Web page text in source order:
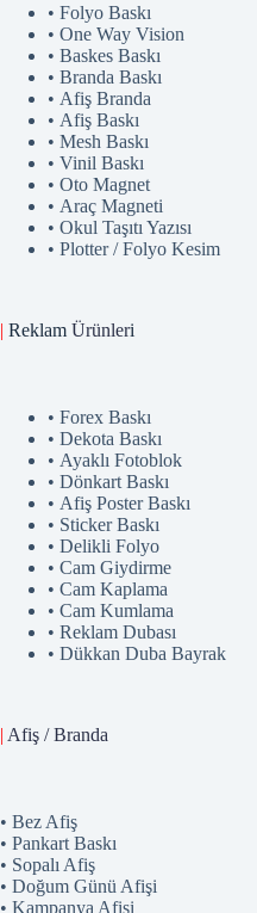
• Folyo Baskı
• One Way Vision
• Baskes Baskı
• Branda Baskı
• Afiş Branda
• Afiş Baskı
• Mesh Baskı
• Vinil Baskı
• Oto Magnet
• Araç Magneti
• Okul Taşıtı Yazısı
• Plotter / Folyo Kesim
| Reklam Ürünleri
• Forex Baskı
• Dekota Baskı
• Ayaklı Fotoblok
• Dönkart Baskı
• Afiş Poster Baskı
• Sticker Baskı
• Delikli Folyo
• Cam Giydirme
• Cam Kaplama
• Cam Kumlama
• Reklam Dubası
• Dükkan Duba Bayrak
| Afiş / Branda
• Bez Afiş
• Pankart Baskı
• Sopalı Afiş
• Doğum Günü Afişi
• Kampanya Afişi